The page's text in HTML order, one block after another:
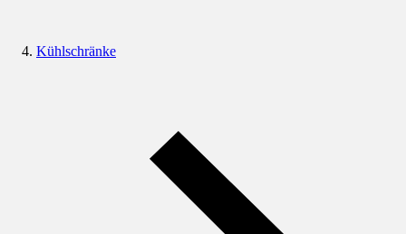
Kühlschränke